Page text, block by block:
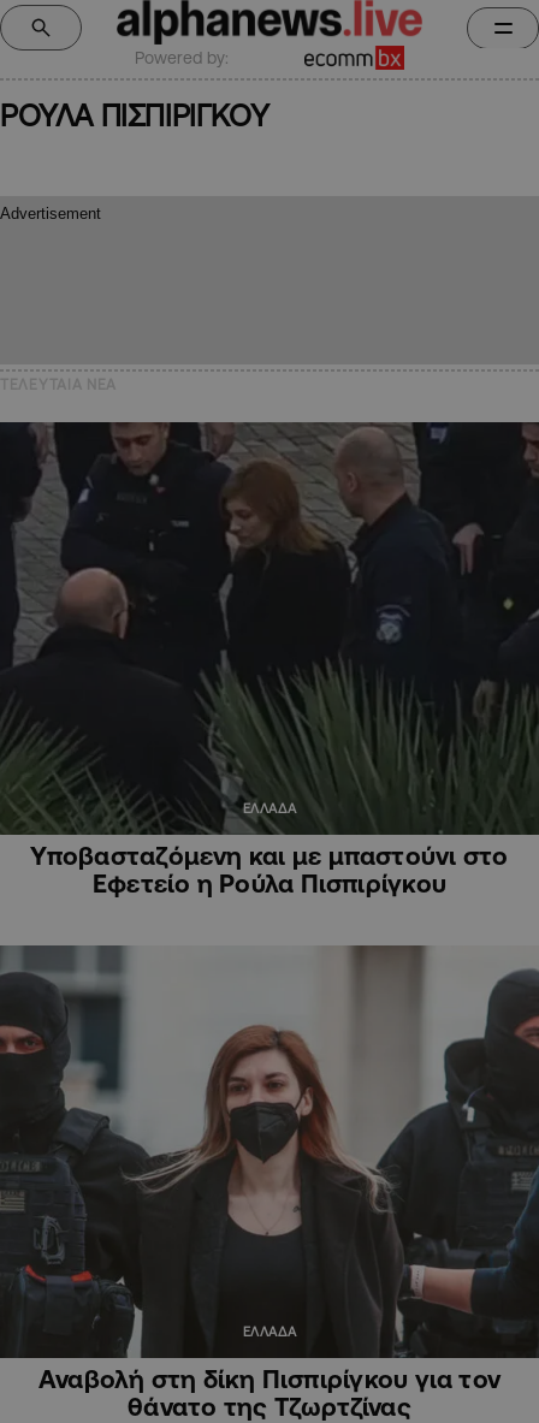
Powered by:
ΡΟΥΛΑ ΠΙΣΠΙΡΙΓΚΟΥ
ΕΛΛΑΔΑ
Υποβασταζόμενη και με μπαστούνι στο
Εφετείο η Ρούλα Πισπιρίγκου
ΕΛΛΑΔΑ
Αναβολή στη δίκη Πισπιρίγκου για τον
θάνατο της Τζωρτζίνας